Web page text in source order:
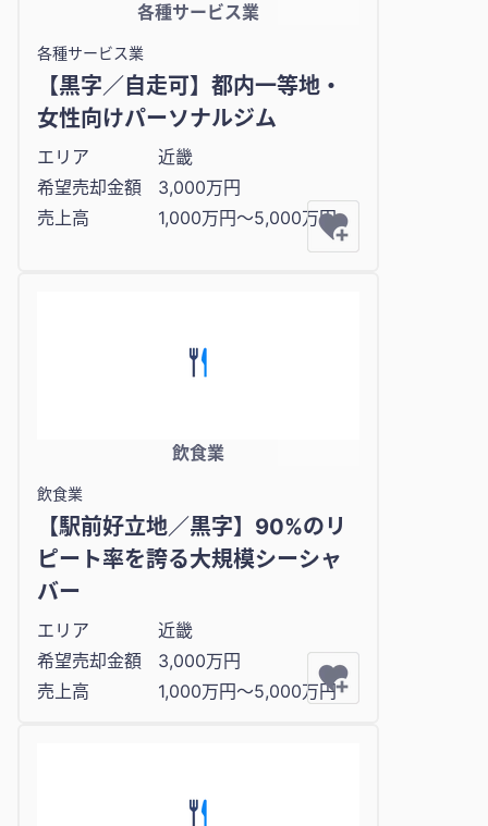
各種サービス業
各種サービス業
【黒字／自走可】都内一等地・
女性向けパーソナルジム
エリア
近畿
希望売却金額
3,000万円
売上高
1,000万円〜5,000万円
飲食業
飲食業
【駅前好立地／黒字】90%のリ
ピート率を誇る大規模シーシャ
バー
エリア
近畿
希望売却金額
3,000万円
売上高
1,000万円〜5,000万円